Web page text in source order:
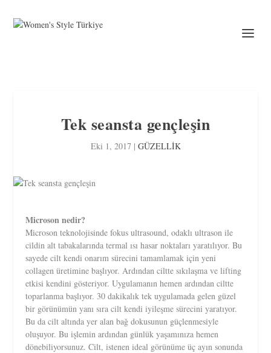
Tek seansta gençleşin
Eki 1, 2017| GÜZELLİK
Microson nedir?
Microson teknolojisinde fokus ultrasound, odaklı ultrason ile
cildin alt tabakalarında termal ısı hasar noktaları yaratılıyor. Bu
sayede cilt kendi onarım sürecini tamamlamak için yeni
collagen üretimine başlıyor. Ardından ciltte sıkılaşma ve lifting
etkisi kendini gösteriyor. Uygulamanın hemen ardından ciltte
toparlanma başlıyor. 30 dakikalık tek uygulamada gelen güzel
bir görünümün yanı sıra cilt kendi iyileşme sürecini yaratıyor.
Bu da cilt altında yer alan bağ dokusunun güçlenmesiyle
oluşuyor. Bu işlemin ardından günlük yaşamınıza hemen
dönebiliyorsunuz. Cilt, istenen ideal görünüme üç ayın sonunda